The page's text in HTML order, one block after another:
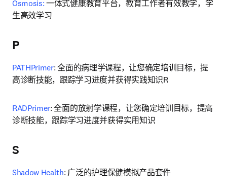
Osmosis: 一体式健康教育平台，教育工作者有效教学，学
生高效学习
P
PATHPrimer: 全面的病理学课程，让您确定培训目标，提
高诊断技能，跟踪学习进度并获得实践知识R
RADPrimer: 全面的放射学课程，让您确定培训目标，提高
诊断技能，跟踪学习进度并获得实用知识
S
Shadow Health: 广泛的护理保健模拟产品套件